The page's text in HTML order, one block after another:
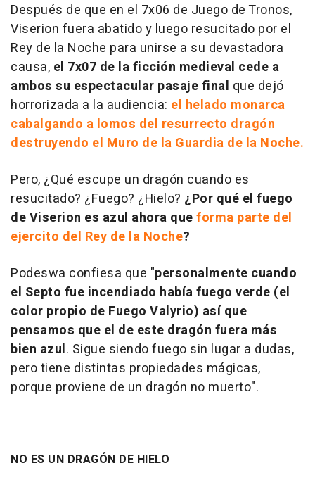
Después de que en el 7x06 de Juego de Tronos,
Viserion fuera abatido y luego resucitado por el
Rey de la Noche para unirse a su devastadora
causa, el 7x07 de la ficción medieval cede a
ambos su espectacular pasaje final que dejó
horrorizada a la audiencia: el helado monarca
cabalgando a lomos del resurrecto dragón
destruyendo el Muro de la Guardia de la Noche.
Pero, ¿Qué escupe un dragón cuando es
resucitado? ¿Fuego? ¿Hielo? ¿Por qué el fuego
de Viserion es azul ahora queforma parte del
ejercito del Rey de la Noche?
Podeswa confiesa que "personalmente cuando
el Septo fue incendiado había fuego verde (el
color propio de Fuego Valyrio) así que
pensamos que el de este dragón fuera más
bien azul. Sigue siendo fuego sin lugar a dudas,
pero tiene distintas propiedades mágicas,
porque proviene de un dragón no muerto".
NO ES UN DRAGÓN DE HIELO